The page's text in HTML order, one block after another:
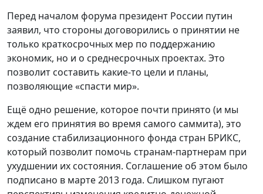
Перед началом форума президент России путин
заявил, что стороны договорились о принятии не
только краткосрочных мер по поддержанию
экономик, но и о среднесрочных проектах. Это
позволит составить какие-то цели и планы,
позволяющие «спасти мир».
Ещё одно решение, которое почти принято (и мы
ждем его принятия во время самого саммита), это
создание стабилизационного фонда стран БРИКС,
который позволит помочь странам-партнерам при
ухудшении их состояния. Соглашение об этом было
подписано в марте 2013 года. Слишком пугают